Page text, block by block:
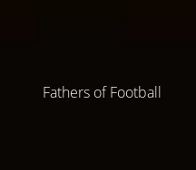
Fathers of Football